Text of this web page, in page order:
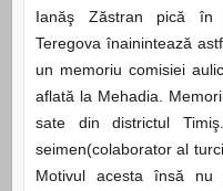
Ianăş Zăstran pică în
Teregova înainintează
un memoriu comisiei
aflată la Mehadia.
sate din districtul
seimen(colaborator al
Motivul acesta însă nu